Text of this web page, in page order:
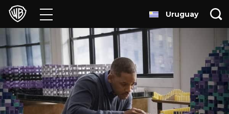
Películas
Series
Juegos y Aplicaciones
Franquicias
Uruguay